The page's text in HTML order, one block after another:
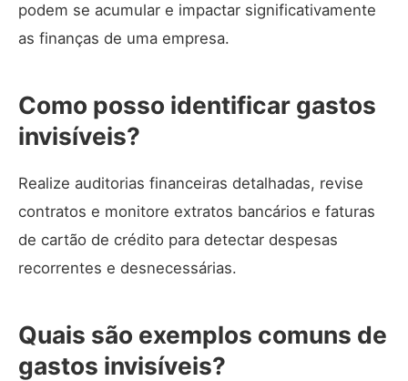
podem se acumular e impactar significativamente
as finanças de uma empresa.
Como posso identificar gastos
invisíveis?
Realize auditorias financeiras detalhadas, revise
contratos e monitore extratos bancários e faturas
de cartão de crédito para detectar despesas
recorrentes e desnecessárias.
Quais são exemplos comuns de
gastos invisíveis?